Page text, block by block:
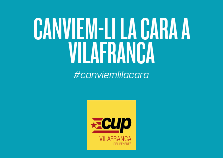
CANVIEM-LI LA CARA A
VILAFRANCA
#canviemlilacara